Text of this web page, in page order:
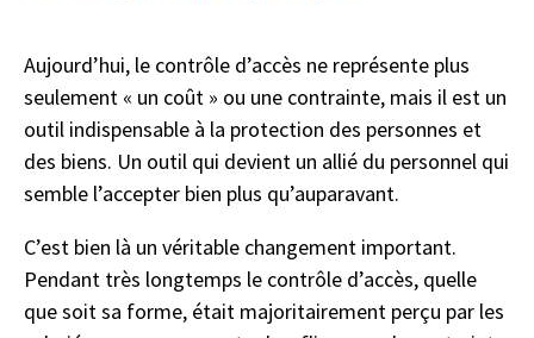
Aujourd’hui, le contrôle d’accès ne représente plus
seulement « un coût » ou une contrainte, mais il est un
outil indispensable à la protection des personnes et
des biens. Un outil qui devient un allié du personnel qui
semble l’accepter bien plus qu’auparavant.
C’est bien là un véritable changement important.
Pendant très longtemps le contrôle d’accès, quelle
que soit sa forme, était majoritairement perçu par les